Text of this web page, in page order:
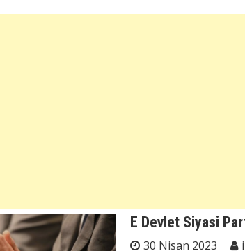
E Devlet Siyasi
30 Nisan 2023